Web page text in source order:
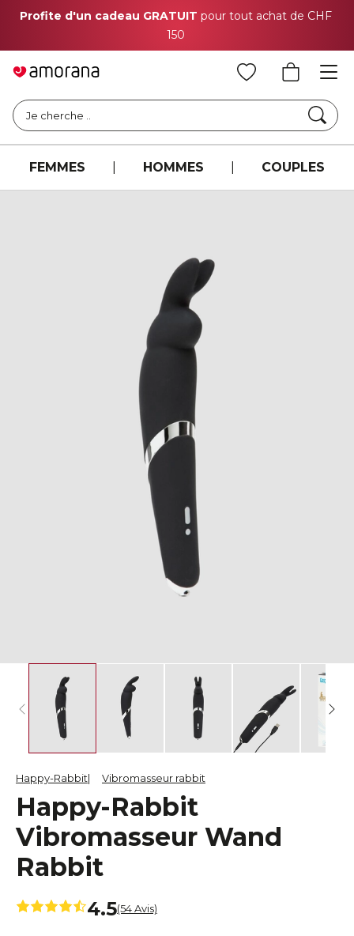
Profite d'un cadeau GRATUIT pour tout achat de CHF
150
Je cherche ..
FEMMES HOMMES COUPLES
Happy-Rabbit Vibromasseur rabbit
Happy-Rabbit
Vibromasseur Wand
Rabbit
4.5(54 Avis)